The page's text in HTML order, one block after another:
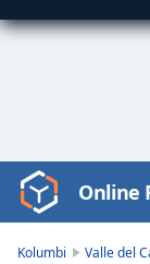
Video
Player
Online
Kolumbi Valle del